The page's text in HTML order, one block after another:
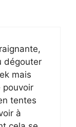
dégouter
mais
pouvoir
tentes
à